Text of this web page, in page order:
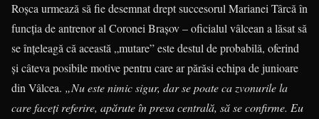
Roşca urmează să fie desemnat drept succesorul Marianei Târcă în
funcţia de antrenor al Coronei Braşov – oficialul vâlcean a lăsat să
se înţeleagă că această „mutare” este destul de probabilă, oferind
şi câteva posibile motive pentru care ar părăsi echipa de junioare
din Vâlcea. „Nu este nimic sigur, dar se poate ca zvonurile la
care faceţi referire, apărute în presa centrală, să se confirme. Eu